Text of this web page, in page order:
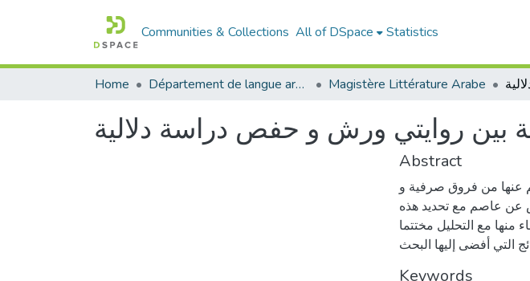
Communities & Collections All of DSpace Statistics
Home Département de langue arabe Magistère Littérature Arabe
بين روايتي ورش و حفص دراسة دلالية
Abstract
عنها من فروق صرفية و
عن عاصم مع تحديد هذه
منها مع التحليل مختتما
Keywords